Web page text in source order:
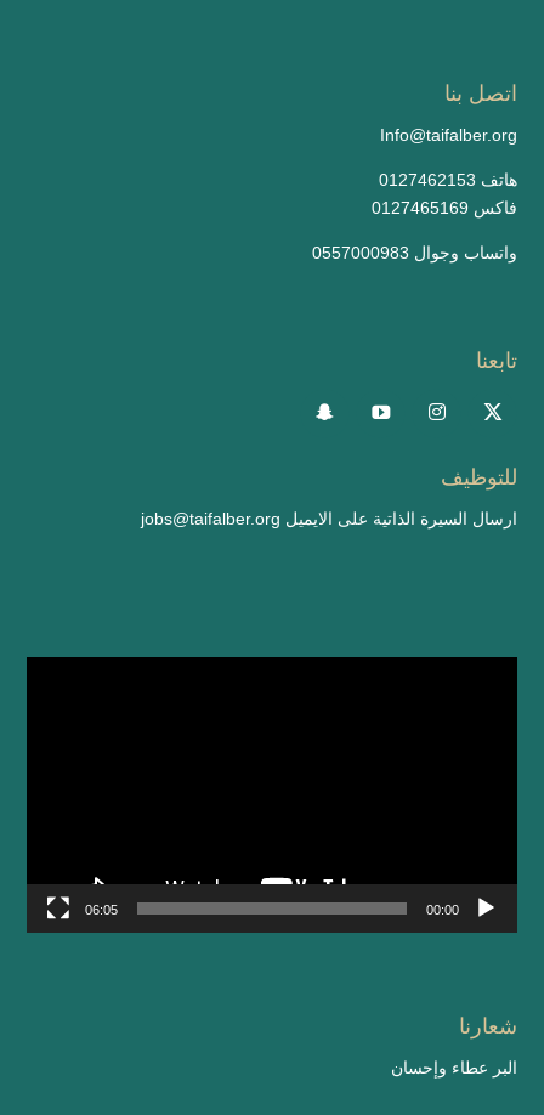
اتصل بنا
Info@taifalber.org
0127462153 هاتف
0127465169 فاكس
واتساب وجوال 0557000983
تابعنا
للتوظيف
ارسال السيرة الذاتية على الايميل jobs@taifalber.org
00:00
06:05
شعارنا
البر عطاء وإحسان